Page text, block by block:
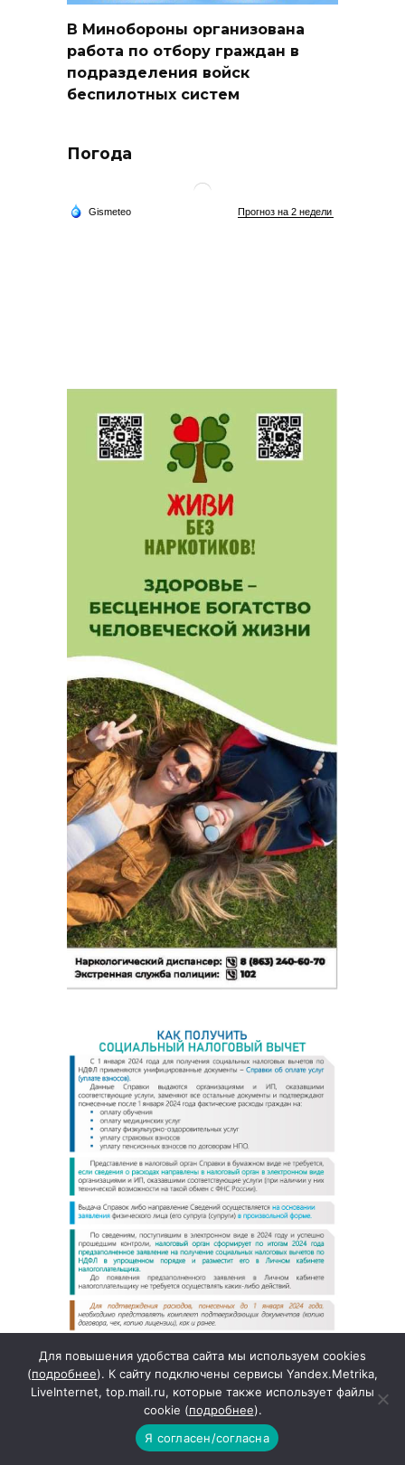
В Минобороны организована
работа по отбору граждан в
подразделения войск
беспилотных систем
Погода
Архив новостей
Для повышения удобства сайта мы используем cookies
(подробнее). К сайту подключены сервисы Yandex.Metrika,
LiveInternet, top.mail.ru, которые также использует файлы
cookie (подробнее).
Я согласен/согласна